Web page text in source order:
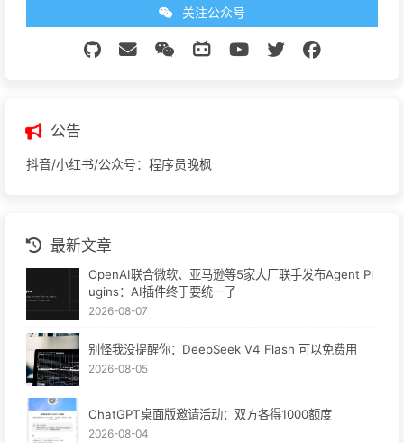
关注公众号
公告
抖音/小红书/公众号：程序员晚枫
最新文章
OpenAI联合微软、亚马逊等5家大厂联手发布Agent Pl
ugins：AI插件终于要统一了
2026-08-07
别怪我没提醒你：DeepSeek V4 Flash 可以免费用
2026-08-05
ChatGPT桌面版邀请活动：双方各得1000额度
2026-08-04